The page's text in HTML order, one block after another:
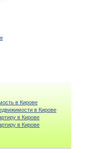
в Кирове
в Кирове
в Кирове
в Кирове